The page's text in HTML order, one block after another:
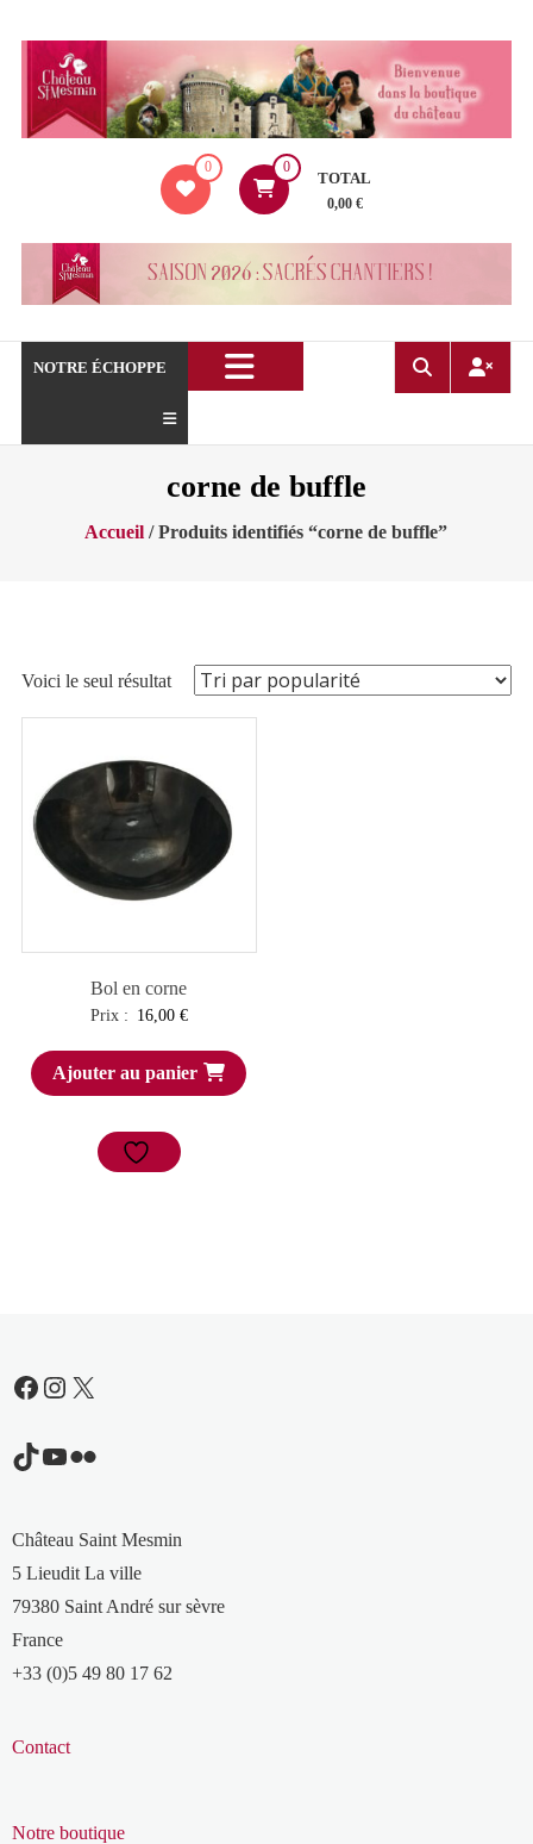
contenu
de
Mesmin
0 0
TOTAL
0,00 €
NOTRE ÉCHOPPE
corne de buffle
Accueil / Produits identifiés “corne de buffle”
Voici le seul résultat
Bol en corne
Prix : 16,00 €
Ajouter au panier
Facebook
Instagram
X
TikTok
YouTube
Flickr
Château Saint Mesmin
5 Lieudit La ville
79380 Saint André sur sèvre
France
+33 (0)5 49 80 17 62
Contact
Notre boutique